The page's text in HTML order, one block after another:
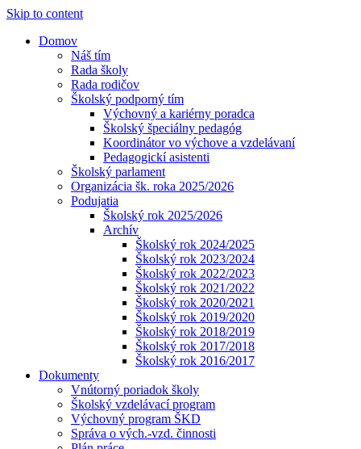
Skip to content
Domov
Náš tím
Rada školy
Rada rodičov
Školský podporný tím
Výchovný a kariérny poradca
Školský špeciálny pedagóg
Koordinátor vo výchove a vzdelávaní
Pedagogickí asistenti
Školský parlament
Organizácia šk. roka 2025/2026
Podujatia
Školský rok 2025/2026
Archív
Školský rok 2024/2025
Školský rok 2023/2024
Školský rok 2022/2023
Školský rok 2021/2022
Školský rok 2020/2021
Školský rok 2019/2020
Školský rok 2018/2019
Školský rok 2017/2018
Školský rok 2016/2017
Dokumenty
Vnútorný poriadok školy
Školský vzdelávací program
Výchovný program ŠKD
Správa o vých.-vzd. činnosti